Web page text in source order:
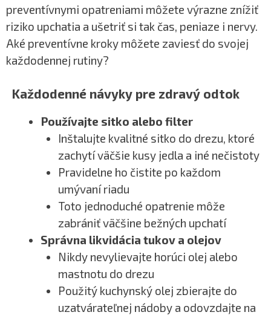
preventívnymi opatreniami môžete výrazne znížiť
riziko upchatia a ušetriť si tak čas, peniaze i nervy.
Aké preventívne kroky môžete zaviesť do svojej
každodennej rutiny?
Každodenné návyky pre zdravý odtok
Používajte sitko alebo filter
Inštalujte kvalitné sitko do drezu, ktoré
zachytí väčšie kusy jedla a iné nečistoty
Pravidelne ho čistite po každom
umývaní riadu
Toto jednoduché opatrenie môže
zabrániť väčšine bežných upchatí
Správna likvidácia tukov a olejov
Nikdy nevylievajte horúci olej alebo
mastnotu do drezu
Použitý kuchynský olej zbierajte do
uzatvárateľnej nádoby a odovzdajte na